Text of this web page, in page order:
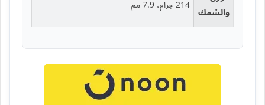
والسُمك 214 جرام، 7.9 مم